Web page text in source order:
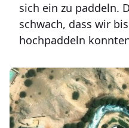
sich ein zu paddeln.
schwach, dass wir
hochpaddeln